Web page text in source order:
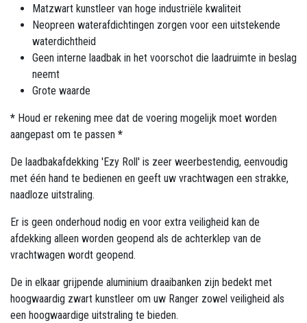
Matzwart kunstleer van hoge industriële kwaliteit
Neopreen waterafdichtingen zorgen voor een uitstekende
waterdichtheid
Geen interne laadbak in het voorschot die laadruimte in beslag
neemt
Grote waarde
* Houd er rekening mee dat de voering mogelijk moet worden
aangepast om te passen *
De laadbakafdekking 'Ezy Roll' is zeer weerbestendig, eenvoudig
met één hand te bedienen en geeft uw vrachtwagen een strakke,
naadloze uitstraling.
Er is geen onderhoud nodig en voor extra veiligheid kan de
afdekking alleen worden geopend als de achterklep van de
vrachtwagen wordt geopend.
De in elkaar grijpende aluminium draaibanken zijn bedekt met
hoogwaardig zwart kunstleer om uw Ranger zowel veiligheid als
een hoogwaardige uitstraling te bieden.